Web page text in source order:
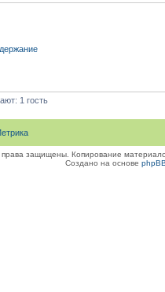
1 гость
защищены. Копирование
Создано на основе